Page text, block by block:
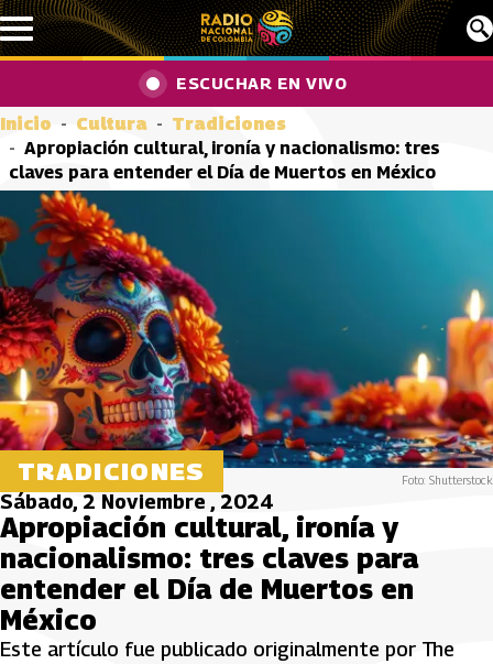
Pasar al contenido principal
ESCUCHAR EN VIVO
Inicio Cultura
Tradiciones
Apropiación cultural, ironía y nacionalismo: tres
claves para entender el Día de Muertos en México
TRADICIONES Foto: Shutterstock
Sábado, 2 Noviembre , 2024
Apropiación cultural, ironía y
nacionalismo: tres claves para
entender el Día de Muertos en
México
Este artículo fue publicado originalmente por The